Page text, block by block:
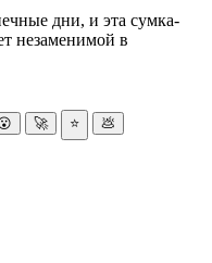
дни, и эта сумка-
незаменимой в
🚀 ⭐ 💩